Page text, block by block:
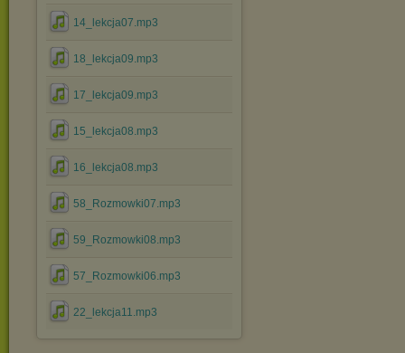
14_lekcja07.mp3
18_lekcja09.mp3
17_lekcja09.mp3
15_lekcja08.mp3
16_lekcja08.mp3
58_Rozmowki07.mp3
59_Rozmowki08.mp3
57_Rozmowki06.mp3
22_lekcja11.mp3